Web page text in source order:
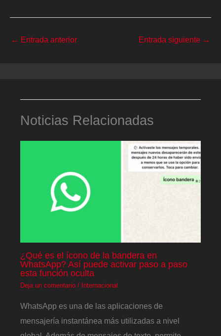
← Entrada anterior Entrada siguiente →
Noticias Relacionadas
¿Qué es el ícono de la bandera en
WhatsApp? Así puede activar paso a paso
esta función oculta
Deja un comentario / Internacional
WhatsApp es una de las aplicaciones de
mensajería instantánea más utilizadas a nivel